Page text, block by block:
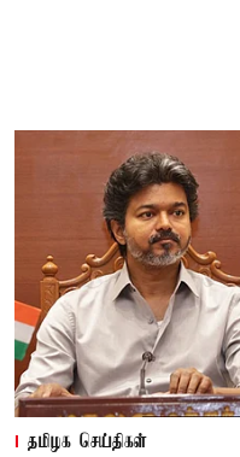
தமிழக செய்திகள்